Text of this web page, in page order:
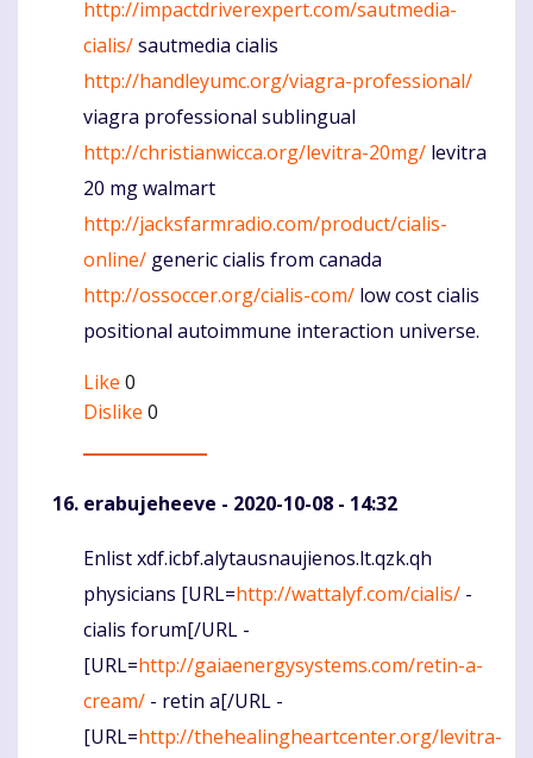
http://impactdriverexpert.com/sautmedia-
cialis/sautmedia cialis
http://handleyumc.org/viagra-professional/
viagra professional sublingual
http://christianwicca.org/levitra-20mg/ levitra
20 mg walmart
http://jacksfarmradio.com/product/cialis-
online/ generic cialis from canada
http://ossoccer.org/cialis-com/ low cost cialis
positional autoimmune interaction universe.
Like 0
Dislike 0
erabujeheeve - 2020-10-08 - 14:32
Komentaras
Enlist xdf.icbf.alytausnaujienos.lt.qzk.qh
physicians [URL=http://wattalyf.com/cialis/ -
cialis forum[/URL -
[URL=http://gaiaenergysystems.com/retin-a-
cream/ - retin a[/URL -
[URL=http://thehealingheartcenter.org/levitra-